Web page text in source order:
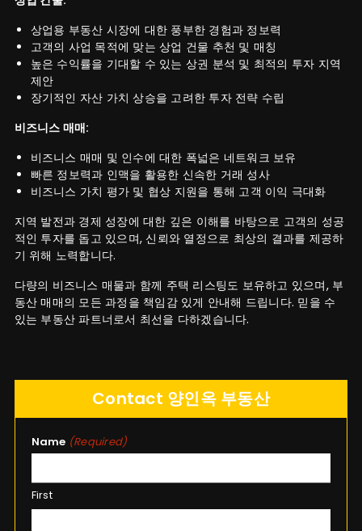
상업용 부동산 시장에 대한 풍부한 경험과 정보력
고객의 사업 목적에 맞는 상업 건물 추천 및 매칭
높은 수익률을 기대할 수 있는 상권 분석 및 최적의 투자 지역
제안
장기적인 자산 가치 상승을 고려한 투자 전략 수립
비즈니스 매매:
비즈니스 매매 및 인수에 대한 폭넓은 네트워크 보유
빠른 정보력과 인맥을 활용한 신속한 거래 성사
비즈니스 가치 평가 및 협상 지원을 통해 고객 이익 극대화
지역 발전과 경제 성장에 대한 깊은 이해를 바탕으로 고객의 성공
적인 투자를 돕고 있으며, 신뢰와 열정으로 최상의 결과를 제공하
기 위해 노력합니다.
다량의 비즈니스 매물과 함께 주택 리스팅도 보유하고 있으며, 부
동산 매매의 모든 과정을 책임감 있게 안내해 드립니다. 믿을 수
있는 부동산 파트너로서 최선을 다하겠습니다.
Contact 양인옥 부동산
Name (Required)
First